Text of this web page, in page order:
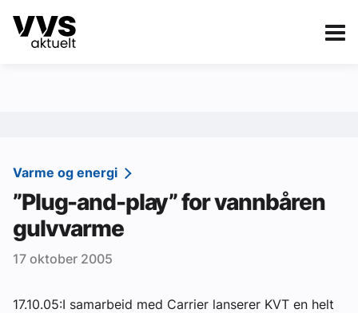
Kategorier
Sanitær
Ventilasjon
Varme og energi
Vann og avløp
Varme og energi
”Plug-and-play” for vannbåren
gulvvarme
17 oktober 2005
17.10.05:I samarbeid med Carrier lanserer KVT en helt